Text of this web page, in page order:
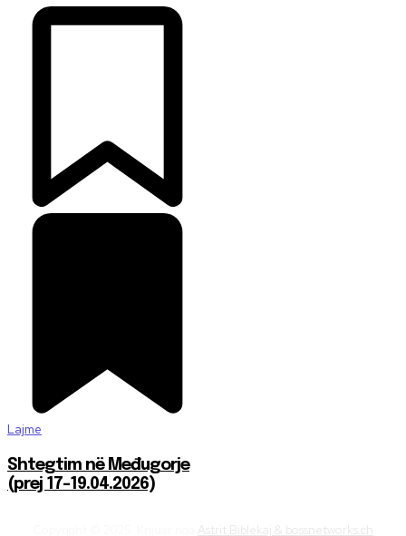
Lajme
Shtegtim në Međugorje
(prej 17-19.04.2026)